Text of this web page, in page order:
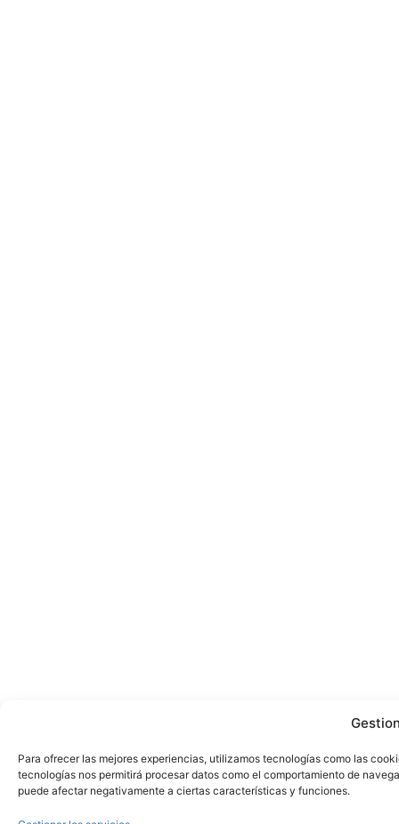
Para ofrecer las mejores experiencias, utilizamos tecnologías como las
tecnologías nos permitirá procesar datos como el comportamiento de
puede afectar negativamente a ciertas características y funciones.